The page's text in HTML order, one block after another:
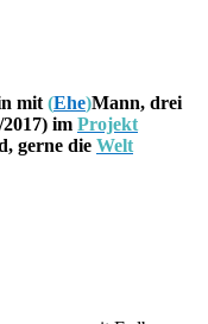
mit (Ehe)Mann, drei
im Projekt
gerne die Welt